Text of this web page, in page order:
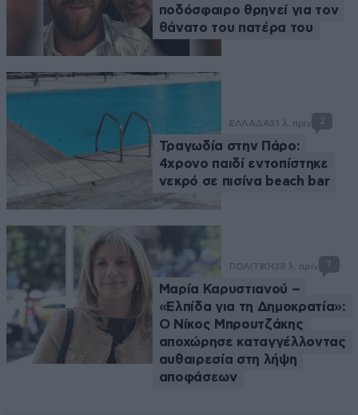
ποδόσφαιρο θρηνεί για τον
θάνατο του πατέρα του
ΕΛΛΑΔΑ31 λ. πριν 2
Τραγωδία στην Πάρο:
4χρονο παιδί εντοπίστηκε
νεκρό σε πισίνα beach bar
ΠΟΛΙΤΙΚΗ38 λ. πριν 7
Μαρία Καρυστιανού –
«Ελπίδα για τη Δημοκρατία»:
Ο Νίκος Μπρουτζάκης
αποχώρησε καταγγέλλοντας
αυθαιρεσία στη λήψη
αποφάσεων